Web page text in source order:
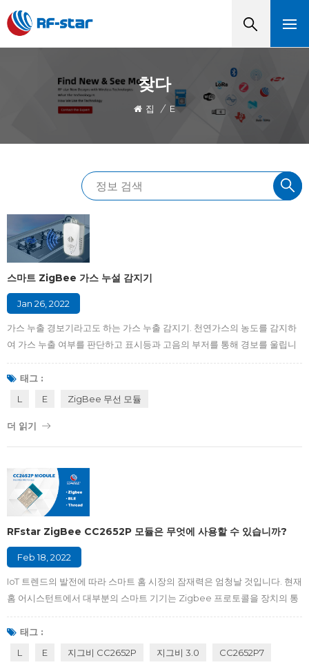
찾다
집 / E
스마트 ZigBee 가스 누설 감지기
Jan 26, 2022
가스 누출 경보기라고도 하는 가스 누출 감지기. 천연가스의 농도를 감지하
여 가스 누출 여부를 판단하고 표시등과 고음의 부저를 통해 경보를 울립니
다. ZigBee 가스 감지기는 스마트 홈의 브리지 및 제어 센터가 될 수 있으며
모든 ZigBee 제품 에서 대체할 수 없는 역할을 수행 하고 집의 전체 지능형
연결을 실현합니다. ZigBee 가스 감지기가 필요한 이유는 무엇입니까 ?
재보다 더 위험하고 파괴적인 화재는 거의 없습니다. 가전 ​​제품이 천연 가스
하의 안전을 유지함으로써 귀하의 집을...
태그 :
L
E ZigBee 무선 모듈
더 읽기
RFstar ZigBee CC2652P 모듈은 무엇에 사용할 수 있습니까?
Feb 18, 2022
IoT 트렌드의 발전에 따라 스마트 홈 시장의 잠재력은 엄청날 것입니다. 현재
홈 어시스턴트에서 대부분의 스마트 기기는 Zigbee 프로토콜을 장치의 통
신 네트워크로 사용하고 있는데, 주로 Zigbee의 저전력 소비, 다중 노드 및
안정적인 네트워크 성능과 같은 기술적 특성으로 인해 사용됩니다. 그 중
Zigbee 3.0은 비교할 수 없는 호환성으로 홈 어시스턴트에서 가장 적합한
태그 :
L
E 지그비 CC2652P 지그비 3.0 CC2652P7